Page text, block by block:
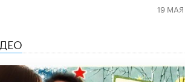
19 МАЯ